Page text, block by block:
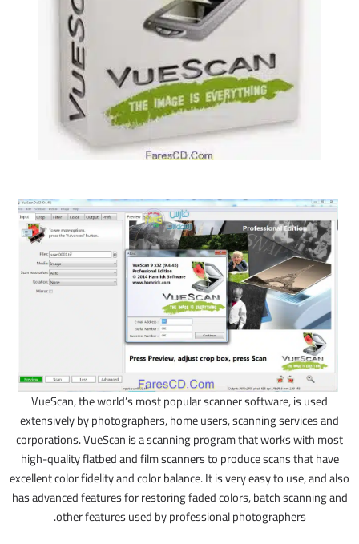
VueScan, the world’s most popular scanner software, is used
extensively by photographers, home users, scanning services and
corporations. VueScan is a scanning program that works with most
high-quality flatbed and film scanners to produce scans that have
excellent color fidelity and color balance. It is very easy to use, and also
has advanced features for restoring faded colors, batch scanning and
other features used by professional photographers.